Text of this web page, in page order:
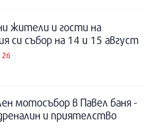
жители и гости на
си събор на 14 и 15 август
26
мотосъбор в Павел баня -
и приятелство